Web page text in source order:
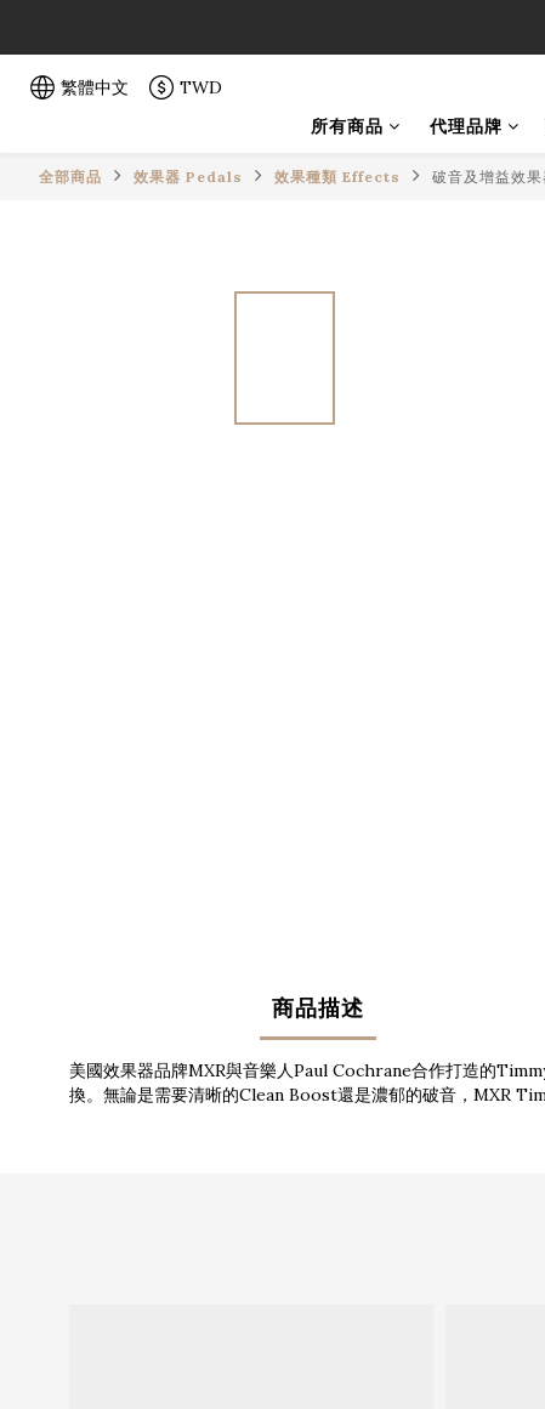
「一生弦
繁體中文 TWD
所有商品
代理品牌
全部商品 效果器 Pedals 效果種類 Effects 破音及增益效
商品描述
美國效果器品牌MXR與音樂人Paul Cochrane合作打造的
換。無論是需要清晰的Clean Boost還是濃郁的破音，MXR